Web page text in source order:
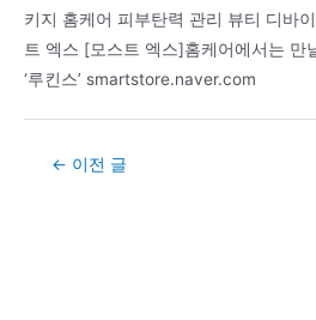
키지 홈케어 피부탄력 관리 뷰티 디바
트 엑스 [모스트 엑스]홈케어에서는 만
‘루킨스’ smartstore.naver.com
Post← 이전 글